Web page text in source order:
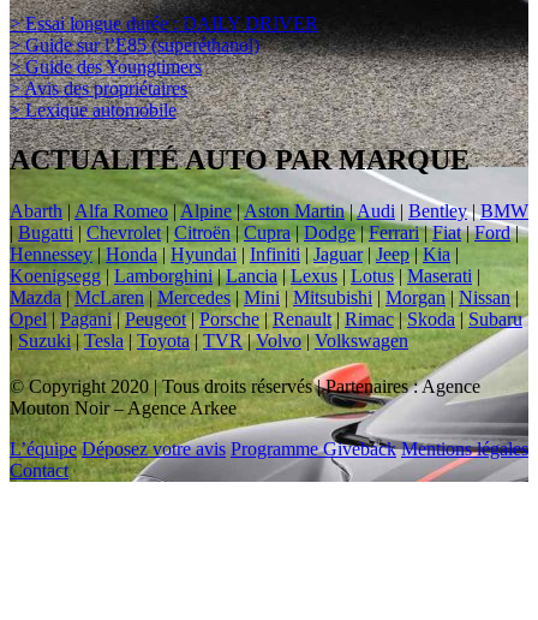
> Essai longue durée : DAILY DRIVER
> Guide sur l’E85 (superéthanol)
> Guide des Youngtimers
> Avis des propriétaires
> Lexique automobile
ACTUALITÉ AUTO PAR MARQUE
Abarth | Alfa Romeo|Alpine|Aston Martin|Audi | Bentley|BMW
| Bugatti|Chevrolet|Citroën |Cupra | Dodge|Ferrari|Fiat|Ford|
Hennessey| Honda| Hyundai |Infiniti | Jaguar| Jeep|Kia |
Koenigsegg|Lamborghini|Lancia|Lexus | Lotus| Maserati |
Mazda |McLaren|Mercedes | Mini | Mitsubishi | Morgan|Nissan|
Opel | Pagani|Peugeot|Porsche | Renault| Rimac|Skoda | Subaru
| Suzuki|Tesla| Toyota | TVR|Volvo|Volkswagen
© Copyright 2020 | Tous droits réservés | Partenaires : Agence
Mouton Noir – Agence Arkee
L’équipe Déposez votre avis Programme Giveback Mentions légales
Contact